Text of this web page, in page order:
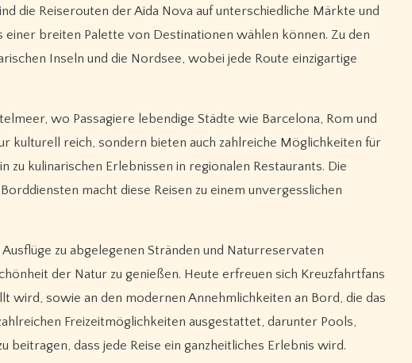
die Reiserouten der Aida Nova auf unterschiedliche Märkte und
breiten Palette von Destinationen wählen können. Zu den
Inseln und die Nordsee, wobei jede Route einzigartige
wo Passagiere lebendige Städte wie Barcelona, Rom und
kulturell reich, sondern bieten auch zahlreiche Möglichkeiten für
zu kulinarischen Erlebnissen in regionalen Restaurants. Die
macht diese Reisen zu einem unvergesslichen
zu abgelegenen Stränden und Naturreservaten
der Natur zu genießen. Heute erfreuen sich Kreuzfahrtfans
sowie an den modernen Annehmlichkeiten an Bord, die das
Freizeitmöglichkeiten ausgestattet, darunter Pools,
dass jede Reise ein ganzheitliches Erlebnis wird.